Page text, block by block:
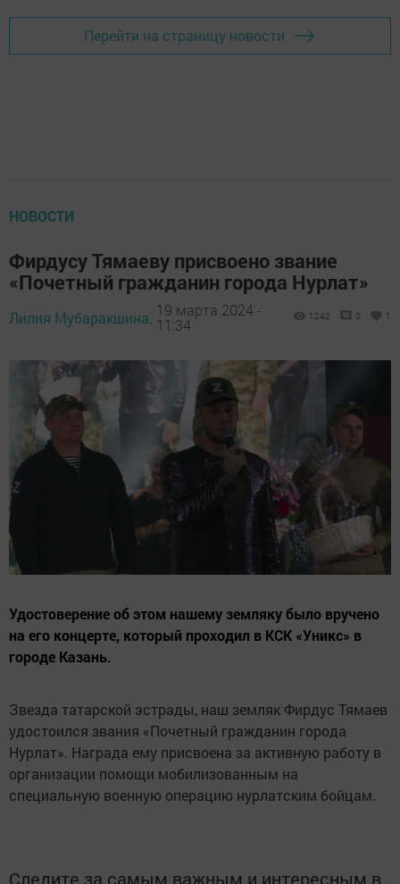
Перейти на страницу новости
НОВОСТИ
Фирдусу Тямаеву присвоено звание
«Почетный гражданин города Нурлат»
Лилия Мубаракшина, 19 марта 2024 -
11:34
1242 0 1
Удостоверение об этом нашему земляку было вручено
на его концерте, который проходил в КСК «Уникс» в
городе Казань.
Звезда татарской эстрады, наш земляк Фирдус Тямаев
удостоился звания «Почетный гражданин города
Нурлат». Награда ему присвоена за активную работу в
организации помощи мобилизованным на
специальную военную операцию нурлатским бойцам.
Следите за самым важным и интересным в